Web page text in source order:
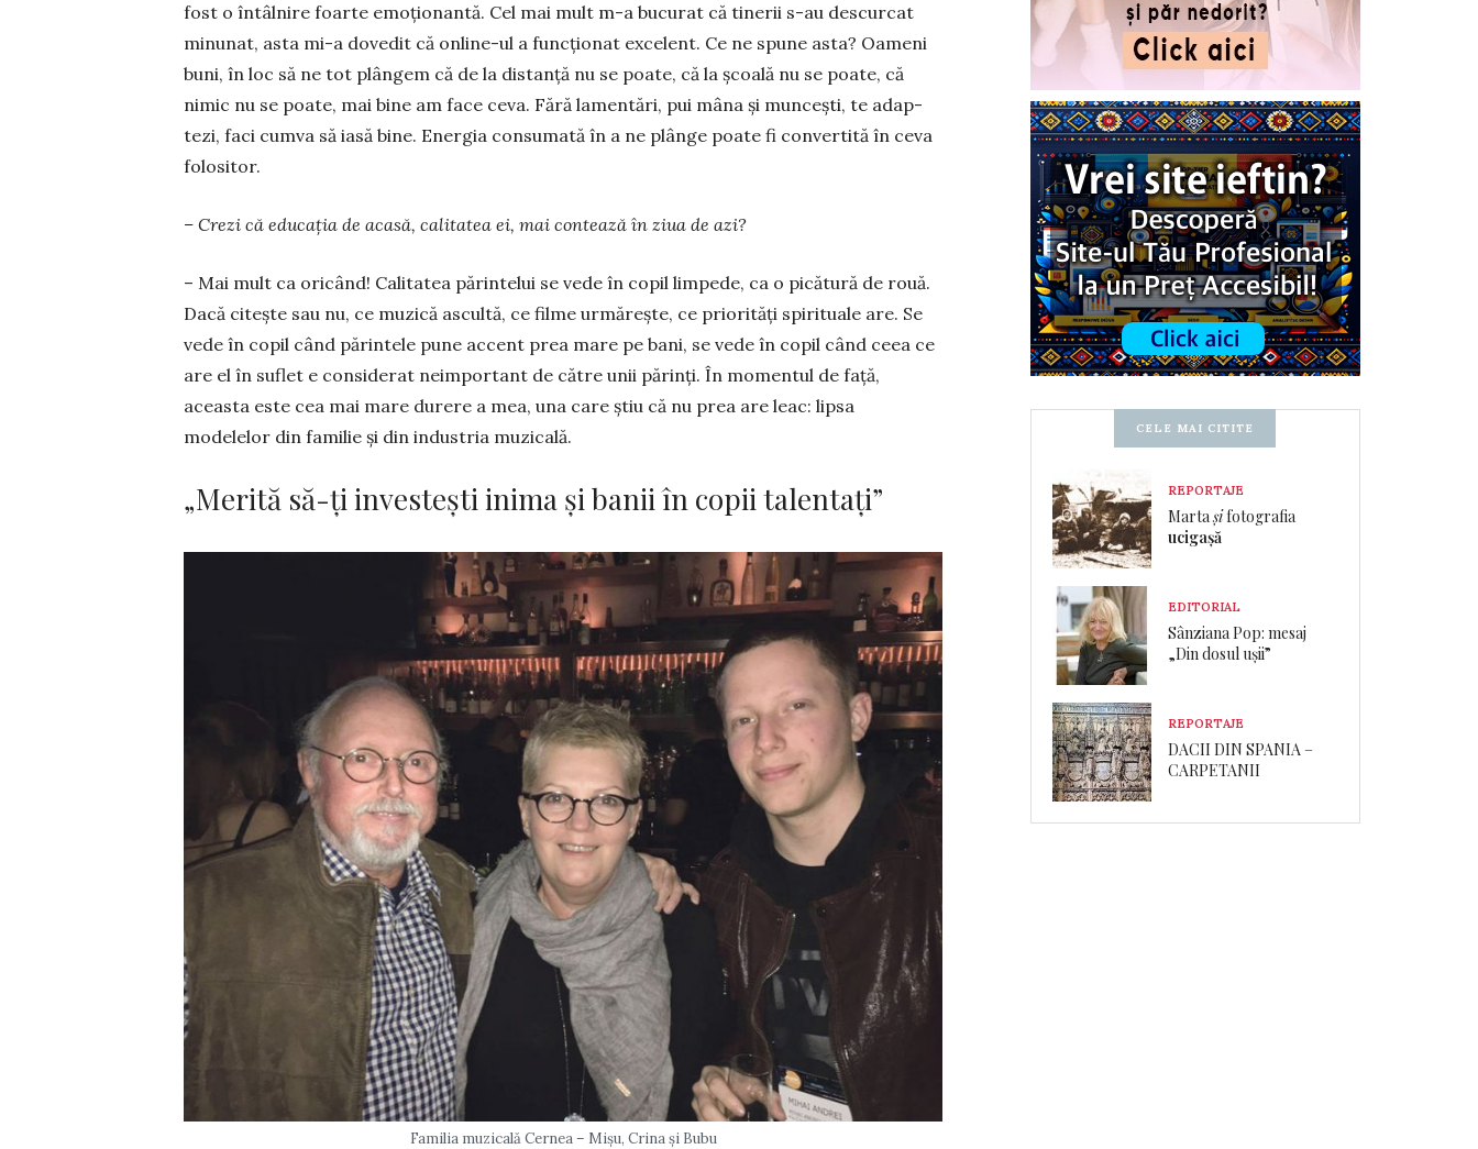
fost o întâl­nire foarte emoţionantă. Cel mai mult m-a bucu­rat că tinerii s-au descurcat
minunat, asta mi-a dovedit că online-ul a funcţionat ex­ce­lent. Ce ne spune asta? Oa­meni
buni, în loc să ne tot plângem că de la distanță nu se poate, că la şcoală nu se poate, că
nimic nu se poate, mai bine am face ceva. Fără lamentări, pui mâna şi munceşti, te adap­
tezi, faci cumva să iasă bine. Energia con­sumată în a ne plânge poate fi con­vertită în ceva
folositor.
– Crezi că educaţia de acasă, calitatea ei, mai contează în ziua de azi?
– Mai mult ca oricând! Calitatea părintelui se vede în copil limpede, ca o picătură de rouă.
Dacă citeşte sau nu, ce muzică ascultă, ce filme urmă­reşte, ce priorităţi spirituale are. Se
vede în copil când părintele pune accent prea mare pe bani, se vede în copil când ceea ce
are el în suflet e consi­derat neimportant de către unii părinţi. În momentul de faţă,
aceasta este cea mai mare durere a mea, una care ştiu că nu prea are leac: lipsa
modelelor din familie şi din industria muzicală.
„Merită să-ți investești inima și banii în copii talentați”
Familia muzicală Cernea – Mișu, Crina și Bubu
CELE MAI CITITE
REPORTAJE
Martașifotografia
ucigașă
EDITORIAL
Sânziana Pop: mesaj
„Din dosul ușii”
REPORTAJE
DACII DIN SPANIA –
CARPETANII